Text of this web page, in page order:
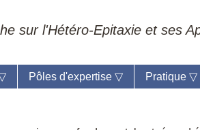
sur l'Hétéro-Epitaxie et ses
Pôles d'expertise▽ Pratique▽